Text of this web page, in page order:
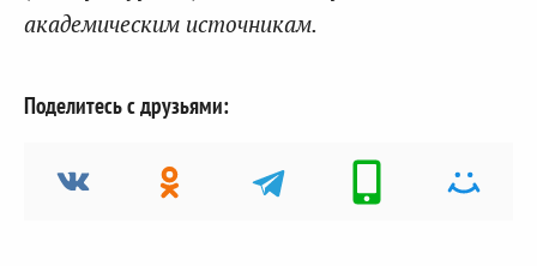
академическим источникам.
Поделитесь с друзьями: